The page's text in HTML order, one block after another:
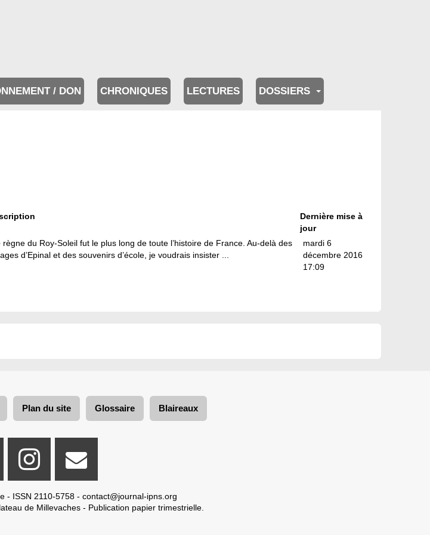
/ DON CHRONIQUES LECTURES DOSSIERS
Dernière mise à
jour
règne du Roy-Soleil fut le plus long de toute l’histoire de France. Au-delà des
d’Epinal et des souvenirs d’école, je voudrais insister ...
mardi 6
décembre 2016
17:09
Plan du site Glossaire Blaireaux
- ISSN 2110-5758 - contact@journal-ipns.org
de Millevaches - Publication papier trimestrielle.